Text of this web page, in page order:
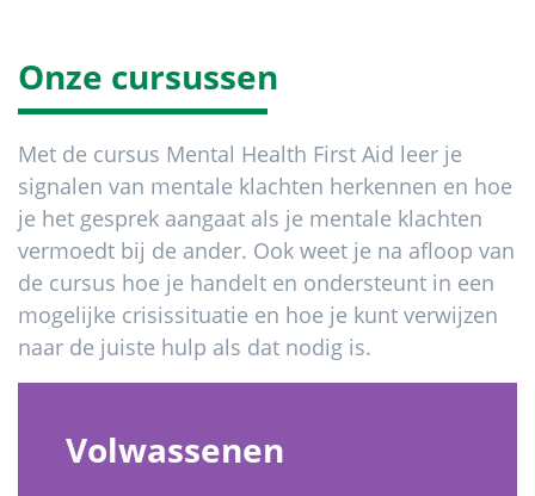
Onze cursussen
Met de cursus Mental Health First Aid leer je
signalen van mentale klachten herkennen en hoe
je het gesprek aangaat als je mentale klachten
vermoedt bij de ander. Ook weet je na afloop van
de cursus hoe je handelt en ondersteunt in een
mogelijke crisissituatie en hoe je kunt verwijzen
naar de juiste hulp als dat nodig is.
Volwassenen